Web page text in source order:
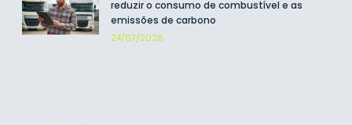
reduzir o consumo de combustível e as
emissões de carbono
24/07/2026